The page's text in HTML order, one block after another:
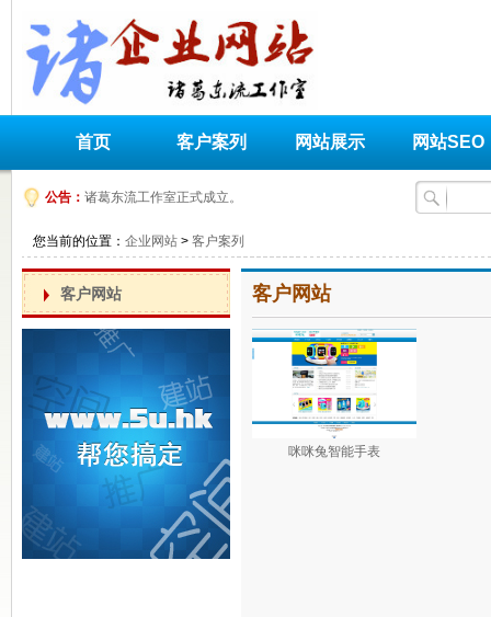
首页 客户案列 网站展示 网站SEO
公告： 诸葛东流工作室正式成立。
您当前的位置： 企业网站 > 客户案列
客户网站 客户网站
咪咪兔智能手表